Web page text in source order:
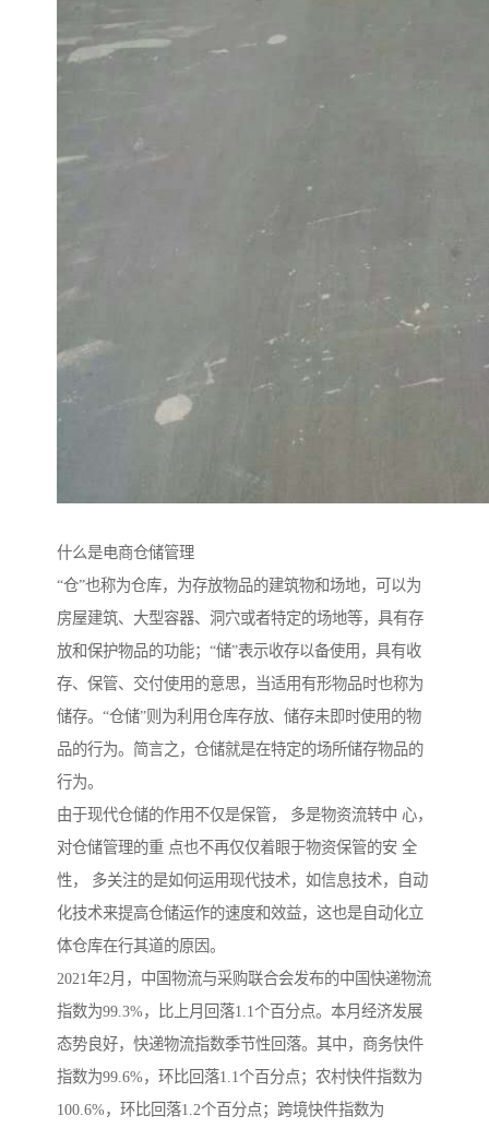
什么是电商仓储管理
“仓”也称为仓库，为存放物品的建筑物和场地，可以为
房屋建筑、大型容器、洞穴或者特定的场地等，具有存
放和保护物品的功能；“储”表示收存以备使用，具有收
存、保管、交付使用的意思，当适用有形物品时也称为
储存。“仓储”则为利用仓库存放、储存未即时使用的物
品的行为。简言之，仓储就是在特定的场所储存物品的
行为。
由于现代仓储的作用不仅是保管， 多是物资流转中 心，
对仓储管理的重 点也不再仅仅着眼于物资保管的安 全
性， 多关注的是如何运用现代技术，如信息技术，自动
化技术来提高仓储运作的速度和效益，这也是自动化立
体仓库在行其道的原因。
2021年2月，中国物流与采购联合会发布的中国快递物流
指数为99.3%，比上月回落1.1个百分点。本月经济发展
态势良好，快递物流指数季节性回落。其中，商务快件
指数为99.6%，环比回落1.1个百分点；农村快件指数为
100.6%，环比回落1.2个百分点；跨境快件指数为